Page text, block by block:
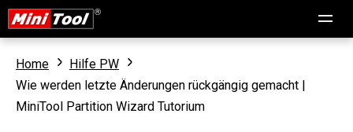
Home
Hilfe PW
Wie werden letzte Änderungen rückgängig gemacht |
MiniTool Partition Wizard Tutorium